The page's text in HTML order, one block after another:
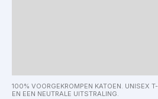
100% VOORGEKROMPEN KATOEN. UNISEX
EN EEN NEUTRALE UITSTRALING.